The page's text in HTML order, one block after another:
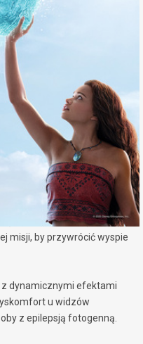
do Oscara®
Oceanu i po raz pierwszy
Motunui. W tej podróży
(Dwayne Johnson). Razem
misji, by przywrócić wyspie
z dynamicznymi efektami
u widzów
z epilepsją fotogenną.